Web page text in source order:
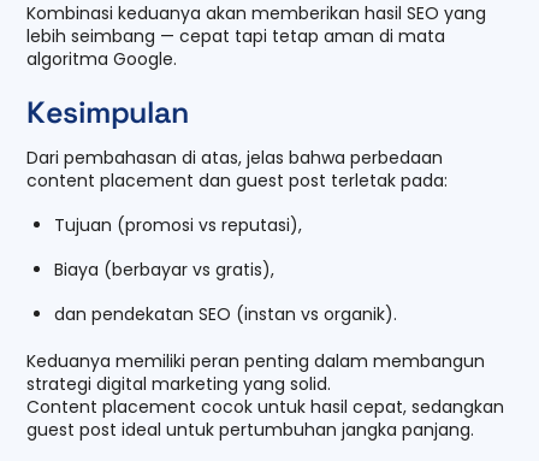
Kombinasi keduanya akan memberikan hasil SEO yang
lebih seimbang — cepat tapi tetap aman di mata
algoritma Google.
Kesimpulan
Dari pembahasan di atas, jelas bahwa perbedaan
content placement dan guest post terletak pada:
Tujuan (promosi vs reputasi),
Biaya (berbayar vs gratis),
dan pendekatan SEO (instan vs organik).
Keduanya memiliki peran penting dalam membangun
strategi digital marketing yang solid.
Content placement cocok untuk hasil cepat, sedangkan
guest post ideal untuk pertumbuhan jangka panjang.